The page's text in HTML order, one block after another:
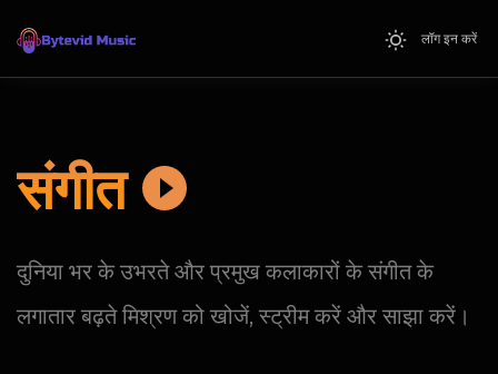
लॉग इन करें
संगीत
दुनिया भर के उभरते और प्रमुख कलाकारों के संगीत के
लगातार बढ़ते मिश्रण को खोजें, स्ट्रीम करें और साझा करें।